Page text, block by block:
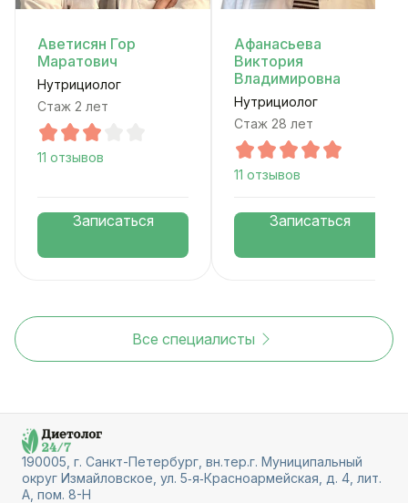
Аветисян Гор
Маратович
Нутрициолог
Стаж 2 лет
11 отзывов
Записаться
Афанасьева
Виктория
Владимировна
Нутрициолог
Стаж 28 лет
11 отзывов
Записаться
Все специалисты
190005, г. Санкт-Петербург, вн.тер.г. Муниципальный
округ Измайловское, ул. 5‑я‑Красноармейская, д. 4, лит.
А, пом. 8-Н